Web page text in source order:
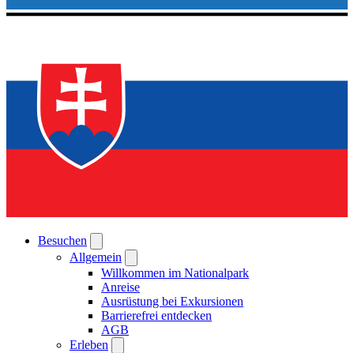
Besuchen
Allgemein
Willkommen im Nationalpark
Anreise
Ausrüstung bei Exkursionen
Barrierefrei entdecken
AGB
Erleben